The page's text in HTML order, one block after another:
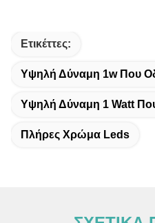
Ετικέττες:
Υψηλή Δύναμη 1w Που
Υψηλή Δύναμη 1 Watt
Πλήρες Χρώμα Leds